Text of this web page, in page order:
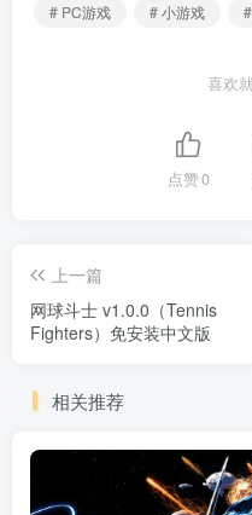
# PC游戏
# 小游戏
喜欢
点赞0
上一篇
网球斗士 v1.0.0（Tennis
Fighters）免安装中文版
相关推荐